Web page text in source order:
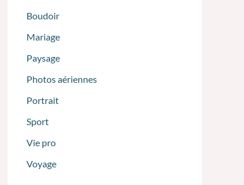
Boudoir
Mariage
Paysage
Photos aériennes
Portrait
Sport
Vie pro
Voyage